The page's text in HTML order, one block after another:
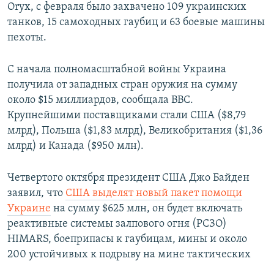
Oryx, c февраля было захвачено 109 украинских
танков, 15 самоходных гаубиц и 63 боевые машины
пехоты.
С начала полномасштабной войны Украина
получила от западных стран оружия на сумму
около $15 миллиардов, сообщала ВВС.
Крупнейшими поставщиками стали США ($8,79
млрд), Польша ($1,83 млрд), Великобритания ($1,36
млрд) и Канада ($950 млн).
Четвертого октября президент США Джо Байден
заявил, что США выделят новый пакет помощи
Украине на сумму $625 млн, он будет включать
реактивные системы залпового огня (РСЗО)
HIMARS, боеприпасы к гаубицам, мины и около
200 устойчивых к подрыву на мине тактических